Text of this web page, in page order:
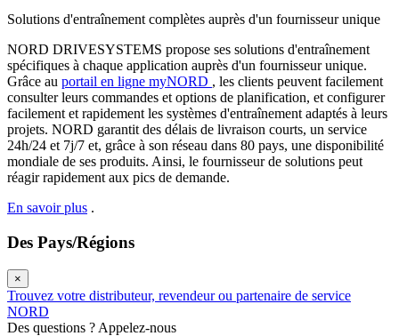
Solutions d'entraînement complètes auprès d'un fournisseur unique
NORD DRIVESYSTEMS propose ses solutions d'entraînement
spécifiques à chaque application auprès d'un fournisseur unique.
Grâce au portail en ligne myNORD , les clients peuvent facilement
consulter leurs commandes et options de planification, et configurer
facilement et rapidement les systèmes d'entraînement adaptés à leurs
projets. NORD garantit des délais de livraison courts, un service
24h/24 et 7j/7 et, grâce à son réseau dans 80 pays, une disponibilité
mondiale de ses produits. Ainsi, le fournisseur de solutions peut
réagir rapidement aux pics de demande.
En savoir plus .
Des Pays/Régions
×
Trouvez votre distributeur, revendeur ou partenaire de service
NORD
Des questions ? Appelez-nous